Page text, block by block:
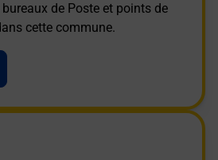
de Poste et points de
cette commune.